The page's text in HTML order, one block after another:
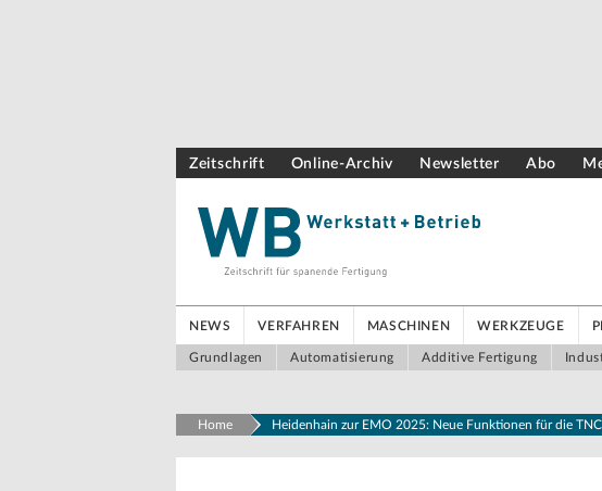
Zeitschrift Online-Archiv Newsletter Abo
NEWS VERFAHREN MASCHINEN WERKZEUGE
Grundlagen Automatisierung Additive Fertigung
Home Heidenhain zur EMO 2025: Neue Funktionen für die